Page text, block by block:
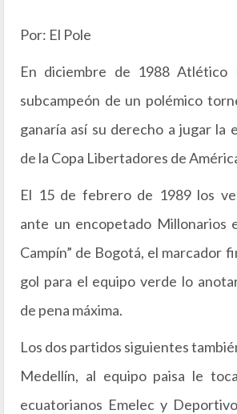
Por: El Pole
En diciembre de 1988 Atlético
subcampeón de un polémico
ganaría así su derecho a jugar la
de la Copa Libertadores de
El 15 de febrero de 1989 los
ante un encopetado Millonarios
Campín” de Bogotá, el marcador
gol para el equipo verde lo
de pena máxima.
Los dos partidos siguientes
Medellín, al equipo paisa le
ecuatorianos Emelec y